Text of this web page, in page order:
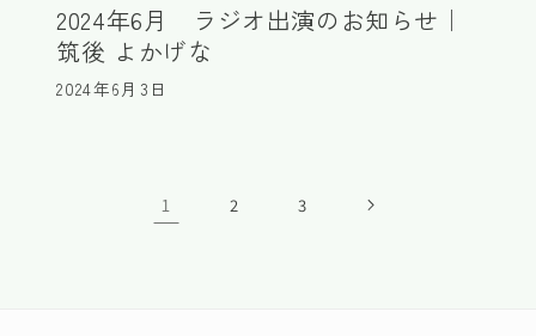
2024年6月 ラジオ出演のお知らせ｜
筑後 よかげな
2024年6月3日
1 2 3